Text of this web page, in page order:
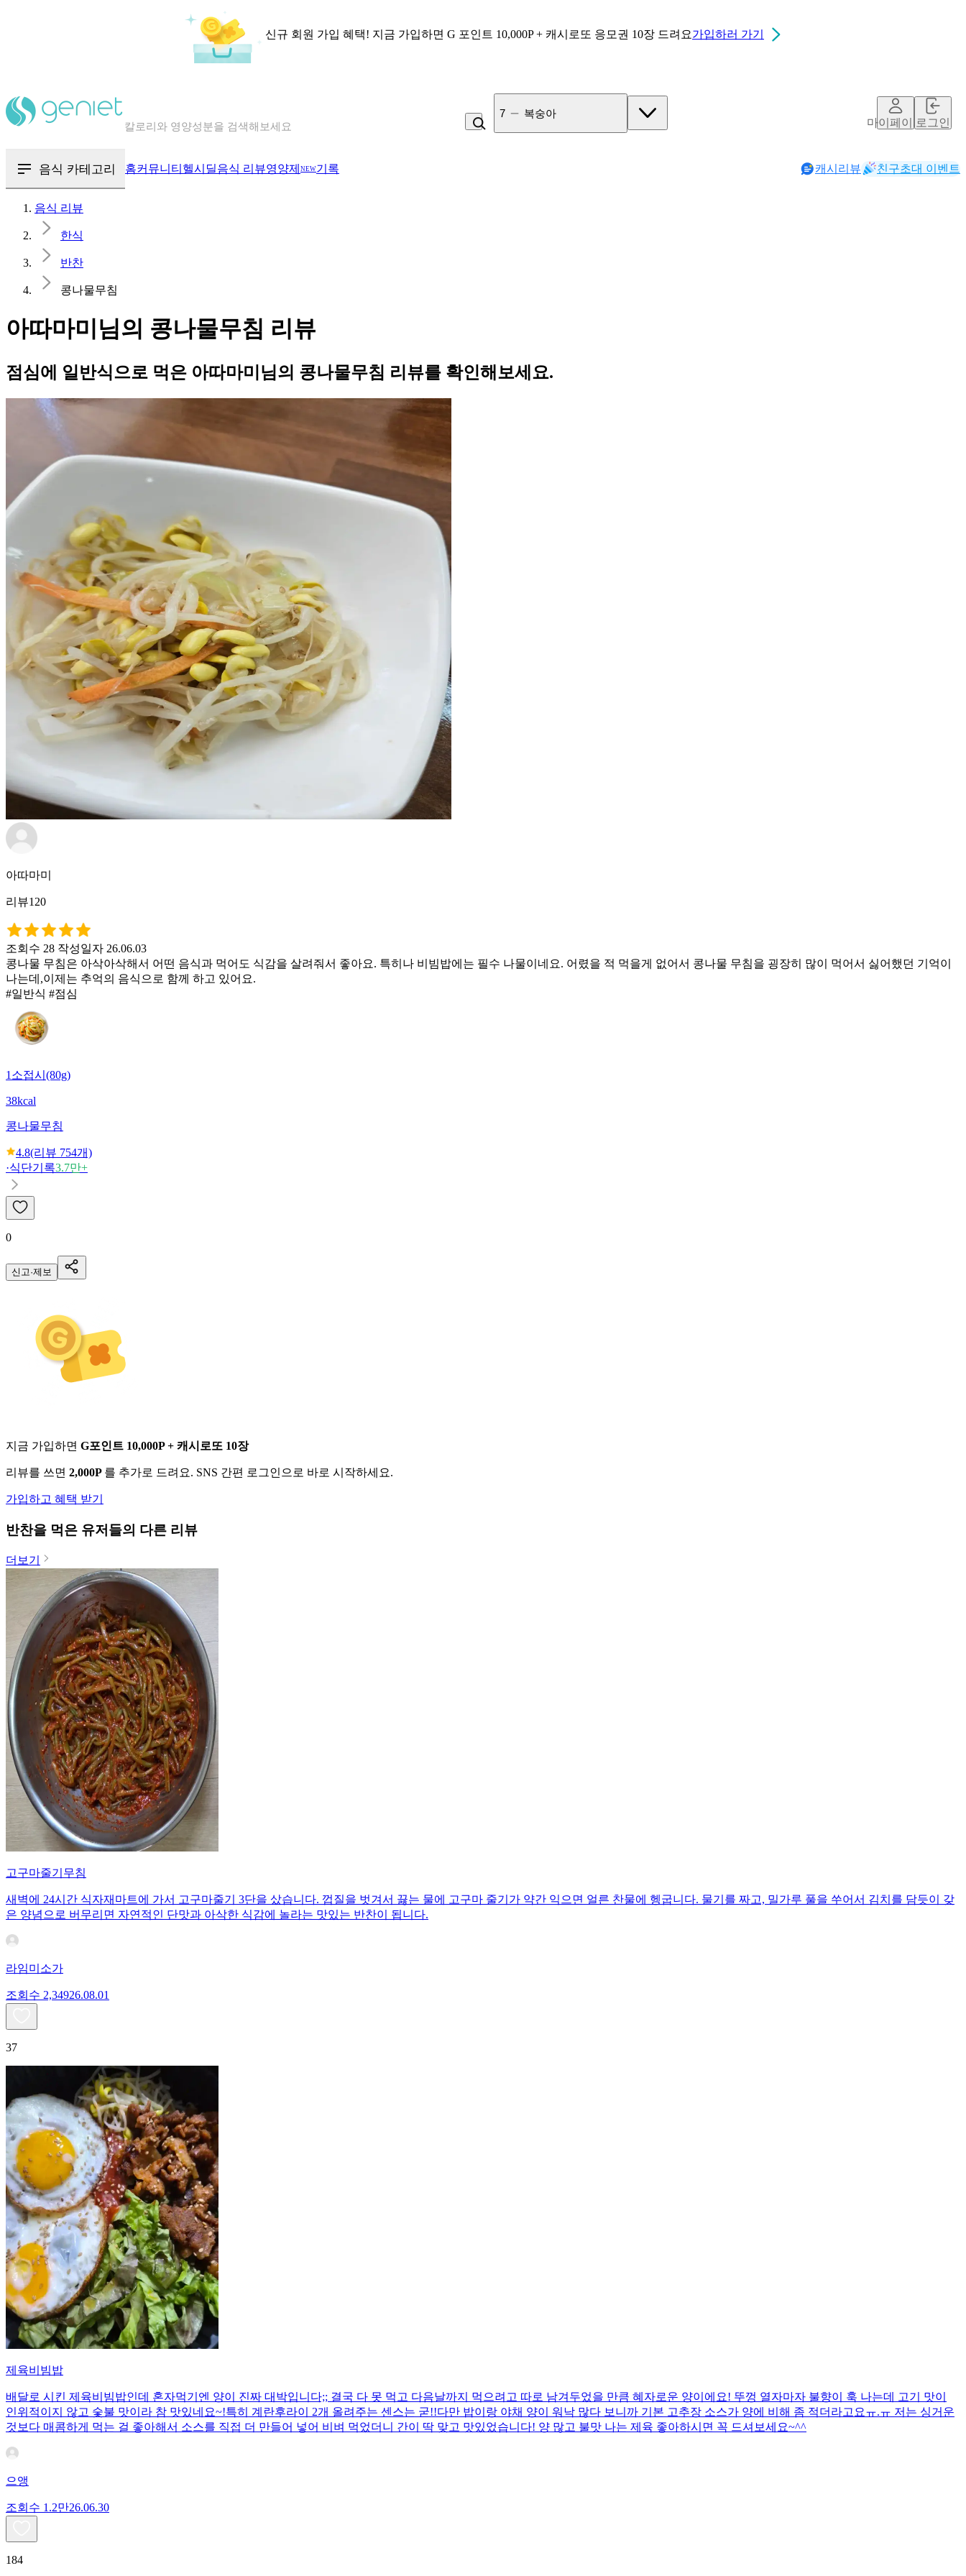
신규 회원 가입 혜택! 지금 가입하면 G 포인트 10,000P + 캐시로또 응모권 10장 드려요가입하러 가기
혈당 · 다이어트 음식 검색해보세요
7 복숭아
마이페이지로그인
음식 카테고리 홈커뮤니티 헬시딜음식 리뷰영양제 NEW기록 캐시리뷰 친구초대 이벤트
음식 리뷰
한식
반찬
콩나물무침
아따마미님의 콩나물무침 리뷰
점심에 일반식으로 먹은 아따마미님의 콩나물무침 리뷰를 확인해보세요.
아따마미
리뷰120
조회수 28 작성일자 26.06.03
콩나물 무침은 아삭아삭해서 어떤 음식과 먹어도 식감을 살려줘서 좋아요. 특히나 비빔밥에는 필수 나물이네요. 어렸을 적 먹을게 없어서 콩나물 무침을 굉장히 많이 먹어서 싫어했던 기억이
나는데,이제는 추억의 음식으로 함께 하고 있어요.
#일반식 #점심
1소접시(80g)
38kcal
콩나물무침
4.8(리뷰 754개)
·식단기록3.7만+
0
신고·제보
지금 가입하면 G포인트 10,000P + 캐시로또 10장
리뷰를 쓰면 2,000P 를 추가로 드려요. SNS 간편 로그인으로 바로 시작하세요.
가입하고 혜택 받기
반찬을 먹은 유저들의 다른 리뷰
더보기
고구마줄기무침
새벽에 24시간 식자재마트에 가서 고구마줄기 3단을 샀습니다. 껍질을 벗겨서 끓는 물에 고구마 줄기가 약간 익으면 얼른 찬물에 헹굽니다. 물기를 짜고, 밀가루 풀을 쑤어서 김치를 담듯이 갖
은 양념으로 버무리면 자연적인 단맛과 아삭한 식감에 놀라는 맛있는 반찬이 됩니다.
라임미소가
조회수 2,34926.08.01
37
제육비빔밥
배달로 시킨 제육비빔밥인데 혼자먹기엔 양이 진짜 대박입니다;; 결국 다 못 먹고 다음날까지 먹으려고 따로 남겨두었을 만큼 혜자로운 양이에요! 뚜껑 열자마자 불향이 훅 나는데 고기 맛이
인위적이지 않고 숯불 맛이라 참 맛있네요~!특히 계란후라이 2개 올려주는 센스는 굳!! ​다만 밥이랑 야채 양이 워낙 많다 보니까 기본 고추장 소스가 양에 비해 좀 적더라고요ㅠ.ㅠ 저는 싱거운
것보다 매콤하게 먹는 걸 좋아해서 소스를 직접 더 만들어 넣어 비벼 먹었더니 간이 딱 맞고 맛있었습니다! 양 많고 불맛 나는 제육 좋아하시면 꼭 드셔보세요~^^
으앵
조회수 1.2만26.06.30
184